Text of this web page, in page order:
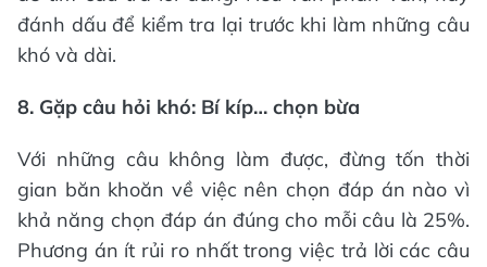
đánh dấu để kiểm tra lại trước khi làm những câu
khó và dài.
8. Gặp câu hỏi khó: Bí kíp… chọn bừa
Với những câu không làm được, đừng tốn thời
gian băn khoăn về việc nên chọn đáp án nào vì
khả năng chọn đáp án đúng cho mỗi câu là 25%.
Phương án ít rủi ro nhất trong việc trả lời các câu